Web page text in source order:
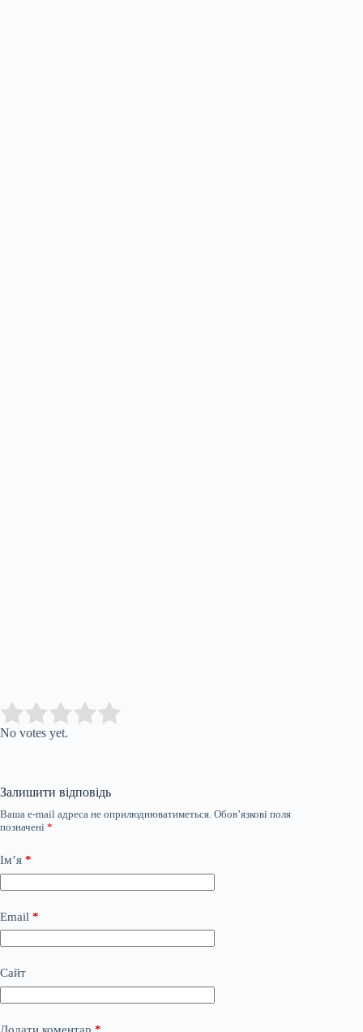
Rate this item:
No votes yet.
Залишити відповідь
Ваша e-mail адреса не оприлюднюватиметься. Обов’язкові поля
позначені *
Ім’я *
Email *
Сайт
Додати коментар *